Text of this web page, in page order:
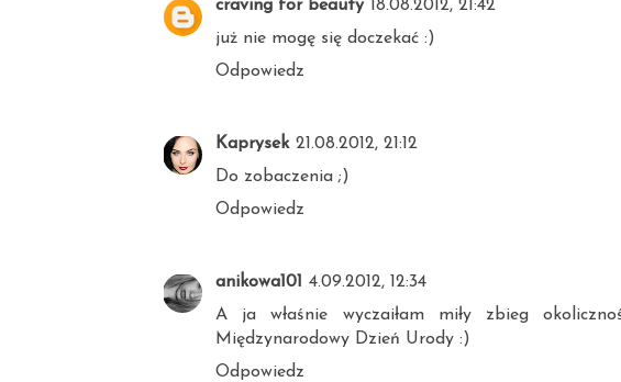
craving for beauty 18.08.2012, 21:42
już nie mogę się doczekać :)
Odpowiedz
Kaprysek 21.08.2012, 21:12
Do zobaczenia ;)
Odpowiedz
anikowa101 4.09.2012, 12:34
A ja właśnie wyczaiłam miły zbieg
Międzynarodowy Dzień Urody :)
Odpowiedz